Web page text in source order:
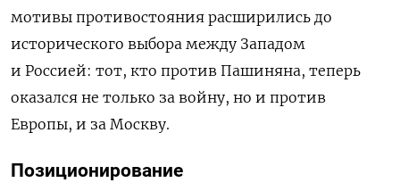
мотивы противостояния расширились до
исторического выбора между Западом
и Россией: тот, кто против Пашиняна, теперь
оказался не только за войну, но и против
Европы, и за Москву.
Позиционирование